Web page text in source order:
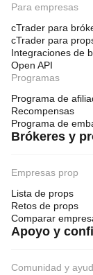
Para empresas
cTrader para
cTrader para
Integraciones de
Open API
Programas
Programa de
Recompensas
Programa de
Brókeres y
Empresas prop
Lista de props
Retos de props
Comparar
Apoyo y
Comunidad y